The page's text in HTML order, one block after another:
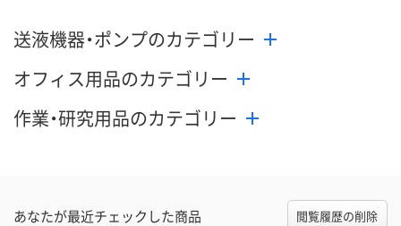
送液機器・ポンプのカテゴリー
オフィス用品のカテゴリー
作業・研究用品のカテゴリー
あなたが最近チェックした商品 閲覧履歴の削除